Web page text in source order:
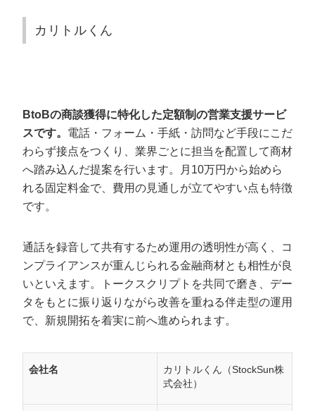
カリトルくん
BtoBの商談獲得に特化した定額制の営業支援サービ
スです。 電話・フォーム・手紙・訪問など手段にこだ
わらず接点をつくり、業界ごとに担当を配置して商材
へ踏み込んだ提案を行います。月10万円から始めら
れる固定料金で、費用の見通しが立てやすい点も特徴
です。
通話を録音して共有するため運用の透明性が高く、コ
ンプライアンスが重んじられる金融商材とも相性が良
いといえます。トークスクリプトを共同で磨き、デー
タをもとに振り返りながら改善を重ねる伴走型の運用
で、新規開拓を着実に前へ進められます。
会社名
カリトルくん（StockSun株
式会社）